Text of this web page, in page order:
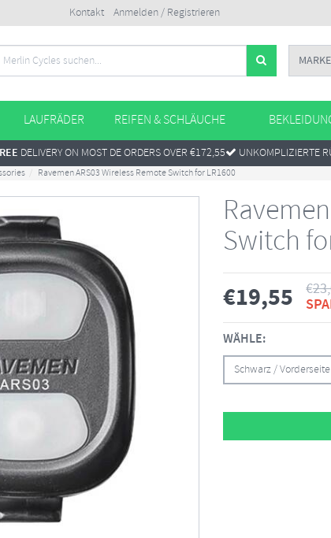
Kontakt Anmelden / Registrieren
LAUFRÄDER REIFEN & SCHLÄUCHE
DELIVERY ON MOST DE ORDERS OVER €172,55 UNKOMPLIZIERTE
Ravemen ARS03 Wireless Remote Switch for LR1600
Switch
€19,55 €
WÄHLE:
Schwarz / Vorderseite